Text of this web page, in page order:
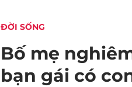
ĐỜI SỐNG
Bố mẹ
bạn gái có